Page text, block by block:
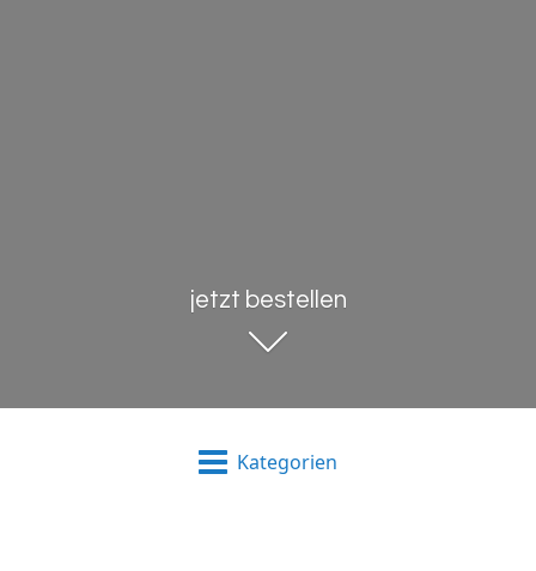
jetzt bestellen
Kategorien